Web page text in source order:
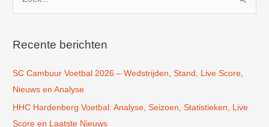
k
a
a
r
:
Recente berichten
SC Cambuur Voetbal 2026 – Wedstrijden, Stand, Live Score,
Nieuws en Analyse
HHC Hardenberg Voetbal: Analyse, Seizoen, Statistieken, Live
Score en Laatste Nieuws